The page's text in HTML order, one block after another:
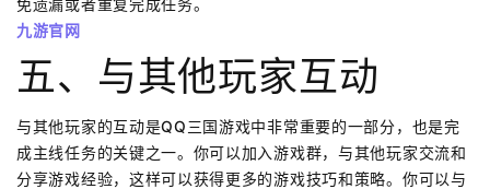
九游官网
五、与其他玩家互动
与其他玩家的互动是QQ三国游戏中非常重要的一部分，也是完
成主线任务的关键之一。你可以加入游戏群，与其他玩家交流和
分享游戏经验，这样可以获得更多的游戏技巧和策略。你可以与